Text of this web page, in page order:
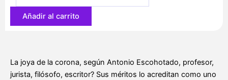
Añadir al carrito
La joya de la corona, según Antonio Escohotado, profesor,
jurista, filósofo, escritor? Sus méritos lo acreditan como uno